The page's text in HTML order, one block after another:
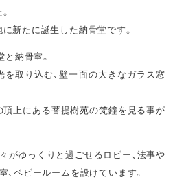
新たに誕生した納骨堂です。
納骨室。
取り込む、壁一面の大きなガラス窓
上にある菩提樹苑の梵鐘を見る事が
がゆっくりと過ごせるロビー、法事や
ベビールームを設けています。